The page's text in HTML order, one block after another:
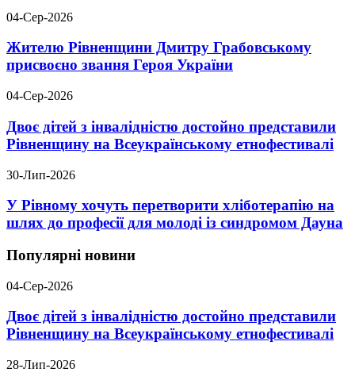
04-Сер-2026
Жителю Рівненщини Дмитру Грабовському
присвоєно звання Героя України
04-Сер-2026
Двоє дітей з інвалідністю достойно представили
Рівненщину на Всеукраїнському етнофестивалі
30-Лип-2026
У Рівному хочуть перетворити хліботерапію на
шлях до професії для молоді із синдромом Дауна
Популярні новини
04-Сер-2026
Двоє дітей з інвалідністю достойно представили
Рівненщину на Всеукраїнському етнофестивалі
28-Лип-2026